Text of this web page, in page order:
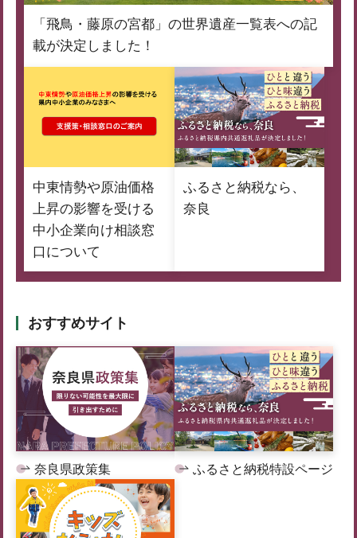
「飛鳥・藤原の宮都」の世界遺産一覧表への記
載が決定しました！
中東情勢や原油価格
上昇の影響を受ける
中小企業向け相談窓
口について
ふるさと納税なら、
奈良
おすすめサイト
奈良県政策集 ふるさと納税特設ページ